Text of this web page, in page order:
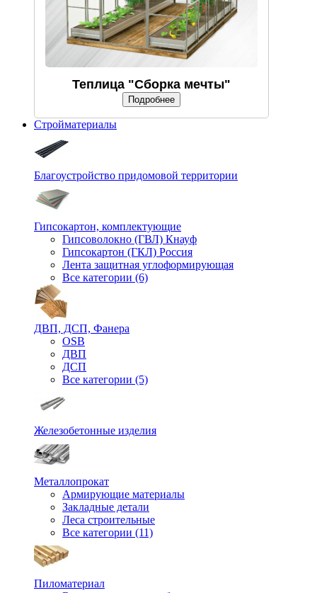
Теплица "Сборка мечты"
Подробнее
Стройматериалы
Благоустройство придомовой территории
Гипсокартон, комплектующие
Гипсоволокно (ГВЛ) Кнауф
Гипсокартон (ГКЛ) Россия
Лента защитная углоформирующая
Все категории (6)
ДВП, ДСП, Фанера
OSB
ДВП
ДСП
Все категории (5)
Железобетонные изделия
Металлопрокат
Армирующие материалы
Закладные детали
Леса строительные
Все категории (11)
Пиломатериал